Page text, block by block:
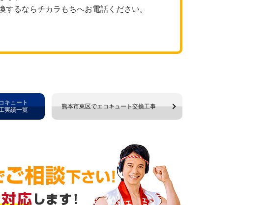
るならチカラもちへお電話ください。
熊本市東区でエコキュート交換工事
キュート
実績一覧